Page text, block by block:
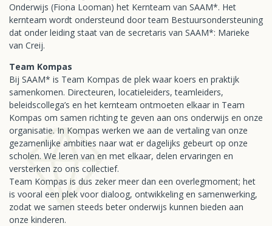
Onderwijs (Fiona Looman) het Kernteam van SAAM*. Het
kernteam wordt ondersteund door team Bestuursondersteuning
dat onder leiding staat van de secretaris van SAAM*: Marieke
van Creij.
Team Kompas
Bij SAAM* is Team Kompas de plek waar koers en praktijk
samenkomen. Directeuren, locatieleiders, teamleiders,
beleidscollega’s en het kernteam ontmoeten elkaar in Team
Kompas om samen richting te geven aan ons onderwijs en onze
organisatie. In Kompas werken we aan de vertaling van onze
gezamenlijke ambities naar wat er dagelijks gebeurt op onze
scholen. We leren van en met elkaar, delen ervaringen en
versterken zo ons collectief.
Team Kompas is dus zeker meer dan een overlegmoment; het
is vooral een plek voor dialoog, ontwikkeling en samenwerking,
zodat we samen steeds beter onderwijs kunnen bieden aan
onze kinderen.